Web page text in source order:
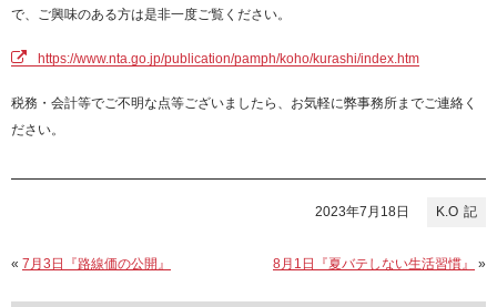
で、ご興味のある方は是非一度ご覧ください。
https://www.nta.go.jp/publication/pamph/koho/kurashi/index.htm
税務・会計等でご不明な点等ございましたら、お気軽に弊事務所までご連絡く
ださい。
K.O
2023年7月18日
« 7月3日『路線価の公開』 8月1日『夏バテしない生活習慣』 »